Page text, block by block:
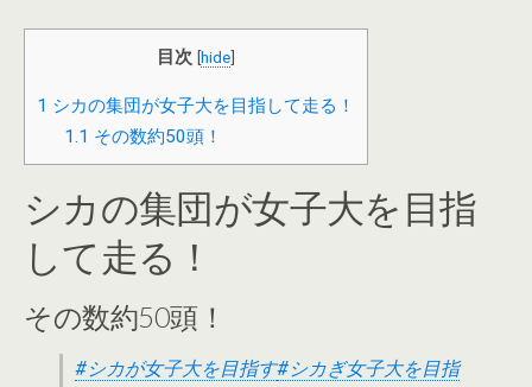
目次 [hide]
1 シカの集団が女子大を目指して走る！
1.1 その数約50頭！
シカの集団が女子大を目指
して走る！
その数約50頭！
#シカが女子大を目指す#シカぎ女子大を目指